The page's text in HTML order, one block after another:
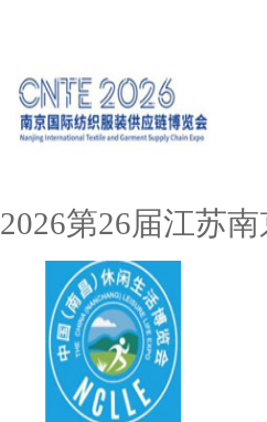
2026第26届江苏